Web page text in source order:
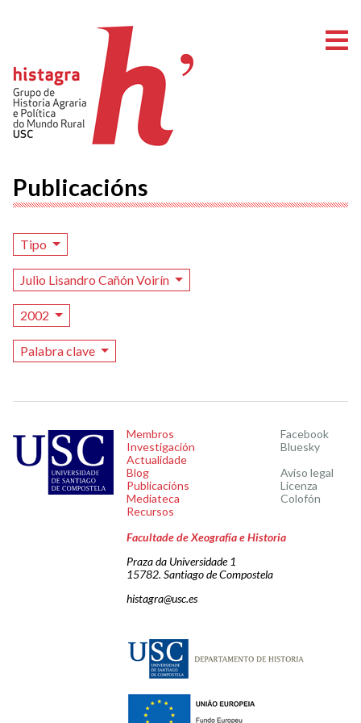
Publicacións
Tipo
Julio Lisandro Cañón Voirín
2002
Palabra clave
Membros
Investigación
Actualidade
Blog
Publicacións
Mediateca
Recursos
Facebook
Bluesky
Aviso legal
Licenza
Colofón
Facultade de Xeografía e Historia
Praza da Universidade 1
15782. Santiago de Compostela
histagra@usc.es